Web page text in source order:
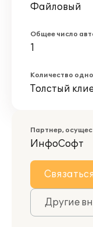
Файловый
Общее число
1
Количество
Толстый
Партнер,
ИнфоСофт
Связаться
Другие